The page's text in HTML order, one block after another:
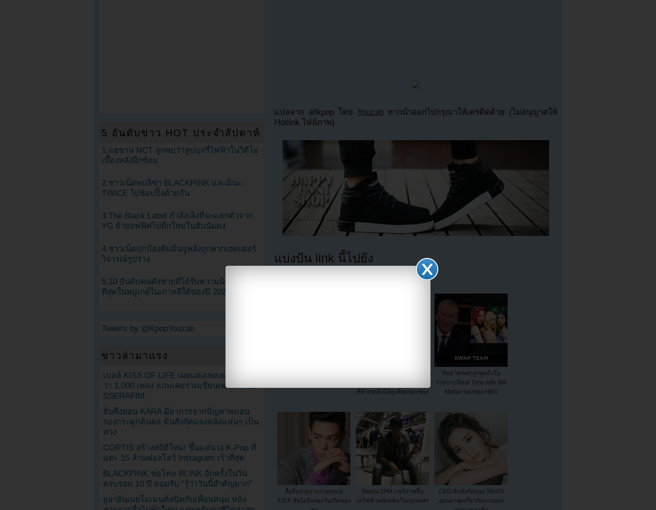
แปลจาก allkpop โดย Youzabหากนำออกไปกรุณาให้เครดิตด้วย (ไม่อนุญาตให้
Hotlink ไฟล์ภาพ)
แบ่งปัน link นี้ไปยัง
ที่ทำเรตติ้งได้สูงที่สุดของช่อง
Red Velvet ถูกพูดถึงใน
รายการ Real Time with Bill
Maher ของช่อง HBO
สื่อจีนรายงานว่าคุณแม่
T.O.P อัพไอจีฉลองวันเกิดของ
นิชคุณ 2PM แชร์ภาพขึ้น
รถไฟฟ้าหนีรถติดในกรุงเทพฯ
CEO ต้นสังกัดของ TAHITI
ออกมาพูดเกี่ยวกับการออก
5 อันดับข่าว HOT ประจำสัปดาห์
1.แฮชาน NCT ถูกพบว่าสูบบุหรี่ไฟฟ้าในวิดีโอ
เบื้องหลังฝึกซ้อม
2.ชาวเน็ตพบลิซ่า BLACKPINK และมินะ
TWICE ไปช้อปปิ้งด้วยกัน
3.The Black Label กำลังเล็งที่จะแยกตัวจาก
YG ย้ายอฟฟิศไปตึกใหม่ในฮันนัมดง
4.ชาวเน็ตปกป้องคิมมินจูหลังถูกพวกเฮดเตอร์
วิจารณ์รูปร่าง
5.10 อันดับคนดังชายที่ได้รับความนิยมมาก
ที่สุดในหมู่เกย์ในเกาหลีใต้ของปี 2023
Tweets by @KpopYouzab
ข่าวล่ามาแรง
เบลล์ KISS OF LIFE เผยแต่งเพลงมาแล้วก
ว่า 1,000 เพลง แถมเคยร่วมเขียนเพลงให้ LE
SSERAFIM
ฮันซึงยอน KARA มีอาการจากปัญหาหมอน
รองกระดูกต้นคอ ต้นสังกัดแจงหลังแฟนๆ เป็น
ห่วง
CORTIS สร้างสถิติใหม่! ขึ้นแท่นวง K-Pop ที่
แตะ 15 ล้านฟอลโลว์ Instagram เร็วที่สุด
BLACKPINK ขอโทษ BLINK อีกครั้งในวัน
ครบรอบ 10 ปี ยอมรับ “รู้ว่าวันนี้สำคัญมาก”
ยูอาอินเผยโมเมนต์สนิทกับเพื่อนหนุ่ม หลัง